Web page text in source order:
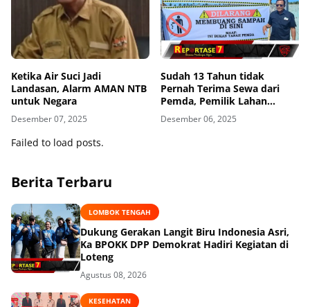
Ketika Air Suci Jadi
Landasan, Alarm AMAN NTB
untuk Negara
Desember 07, 2025
Sudah 13 Tahun tidak
Pernah Terima Sewa dari
Pemda, Pemilik Lahan
Geram Lakukan Penyegelan
Desember 06, 2025
Failed to load posts.
Berita Terbaru
LOMBOK TENGAH
Dukung Gerakan Langit Biru Indonesia Asri,
Ka BPOKK DPP Demokrat Hadiri Kegiatan di
Loteng
Agustus 08, 2026
KESEHATAN